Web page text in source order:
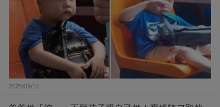
2025/09/14